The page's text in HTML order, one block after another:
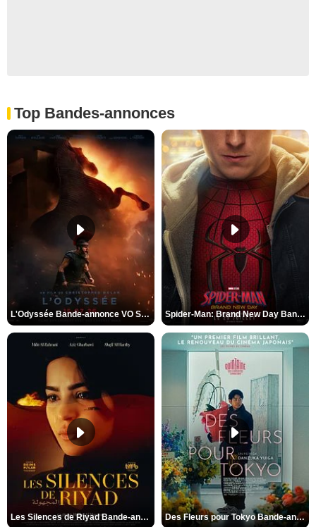
Top Bandes-annonces
L'Odyssée Bande-annonce VO STFR Spider-Man: Brand New Day Bande-annonce VO STFR
Les Silences de Riyad Bande-annonce VO STFR Des Fleurs pour Tokyo Bande-annonce VO STFR